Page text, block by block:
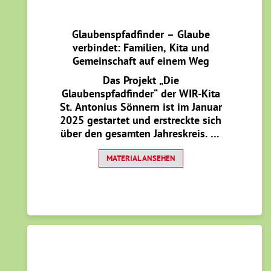
Glaubenspfadfinder – Glaube
verbindet: Familien, Kita und
Gemeinschaft auf einem Weg
Das Projekt „Die
Glaubenspfadfinder“ der WIR-Kita
St. Antonius Sönnern ist im Januar
2025 gestartet und erstreckte sich
über den gesamten Jahreskreis. Es
verbindet zentrale Aspekte
katholischer Religionspädagogik
gemeinsam unterwegs im Glauben
– mit kleinen, alltagsnahen
MATERIAL ANSEHEN